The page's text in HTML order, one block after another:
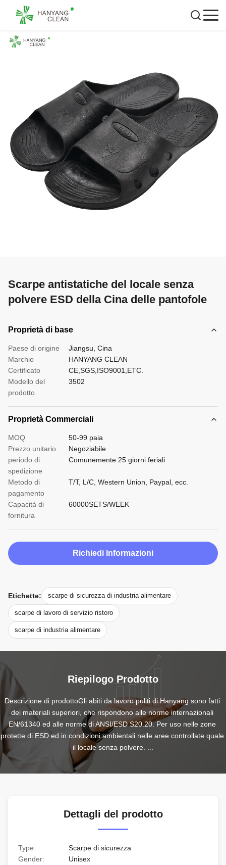
Scarpe antistatiche del locale senza
polvere ESD della Cina delle pantofole
Proprietà di base
Paese di origine
Jiangsu, Cina
Marchio
HANYANG CLEAN
Certificato
CE,SGS,ISO9001,ETC.
Modello del
prodotto
3502
Proprietà Commerciali
MOQ
50-99 paia
Prezzo unitario
Negoziabile
periodo di
spedizione
Comunemente 25 giorni feriali
Metodo di
pagamento
T/T, L/C, Western Union, Paypal, ecc.
Capacità di
fornitura
60000SETS/WEEK
Richiedi Informazioni
Etichette: scarpe di sicurezza di industria alimentare
scarpe di lavoro di servizio ristoro
scarpe di industria alimentare
Riepilogo Prodotto
Descrizione di prodottoGli abiti da lavoro puliti di Hanyang sono fatti
dei materiali superiori, che rispondono alle norme internazionali
EN/61340 ed alle norme di ANSI/ESD S20.20. Per uso nelle zone
protette di ESD ed in condizioni ambientali nelle aree controllate quale
il locale senza polvere. ...
Dettagli del prodotto
Type:
Scarpe di sicurezza
Gender:
Unisex